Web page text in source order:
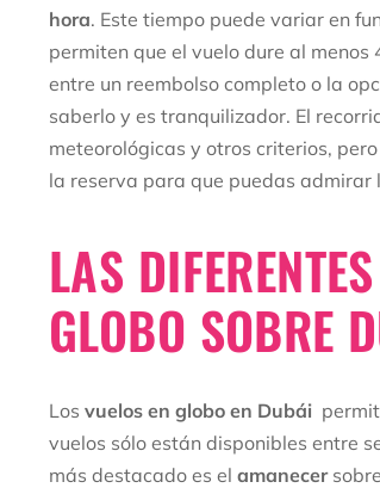
hora. Este tiempo puede variar en
permiten que el vuelo dure al
entre un reembolso completo o la
saberlo y es tranquilizador. El
meteorológicas y otros criterios,
la reserva para que puedas admirar
LAS
GLOBO SOBRE
Los vuelos en globo en Dubái
vuelos sólo están disponibles entre
más destacado es el amanecer